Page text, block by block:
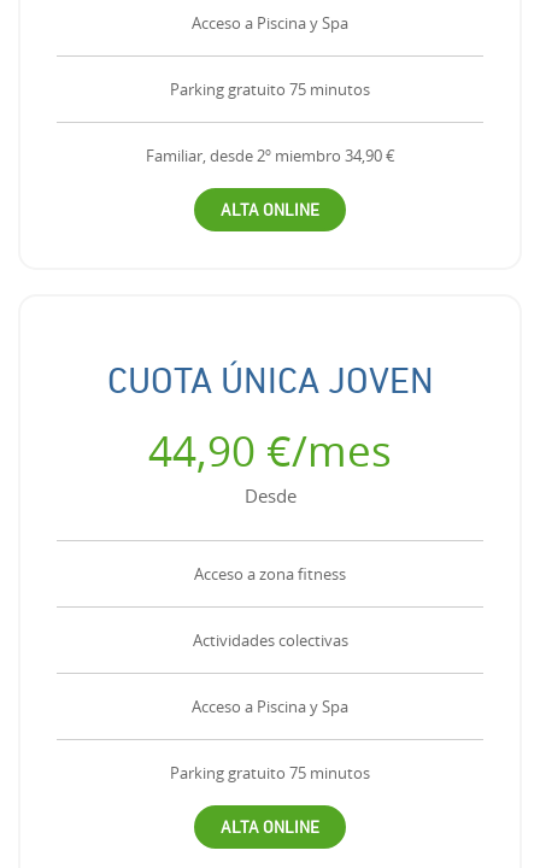
Acceso a Piscina y Spa
Parking gratuito 75 minutos
Familiar, desde 2º miembro 34,90 €
ALTA ONLINE
CUOTA ÚNICA JOVEN
44,90 €/mes
Desde
Acceso a zona fitness
Actividades colectivas
Acceso a Piscina y Spa
Parking gratuito 75 minutos
ALTA ONLINE